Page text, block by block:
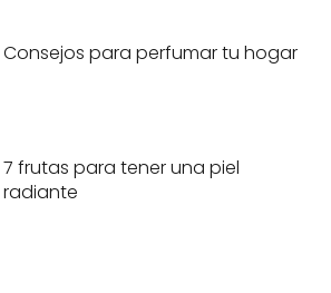
Consejos para perfumar tu hogar
7 frutas para tener una piel
radiante